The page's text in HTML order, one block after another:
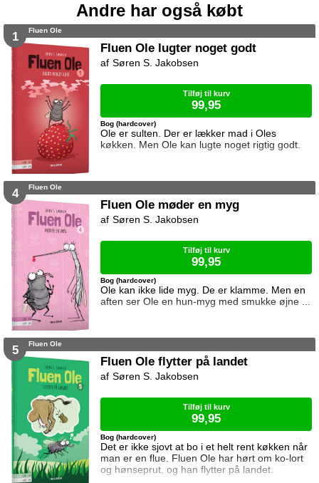
Andre har også købt
1 Fluen Ole
Fluen Ole lugter noget godt
Ole er sulten. Der er lækker mad i Oles
køkken. Men Ole kan lugte noget rigtig godt.
Bog (hardcover)
Søren S. Jakobsen
Tilføj til kurv
99,95
4 Fluen Ole
Fluen Ole møder en myg
Ole kan ikke lide myg. De er klamme. Men en
aften ser Ole en hun-myg med smukke øjne ...
Bog (hardcover)
Søren S. Jakobsen
Tilføj til kurv
99,95
5 Fluen Ole
Fluen Ole flytter på landet
Det er ikke sjovt at bo i et helt rent køkken når
man er en flue. Fluen Ole har hørt om ko-lort
og hønseprut, og han flytter på landet.
Bog (hardcover)
Søren S. Jakobsen
Tilføj til kurv
99,95